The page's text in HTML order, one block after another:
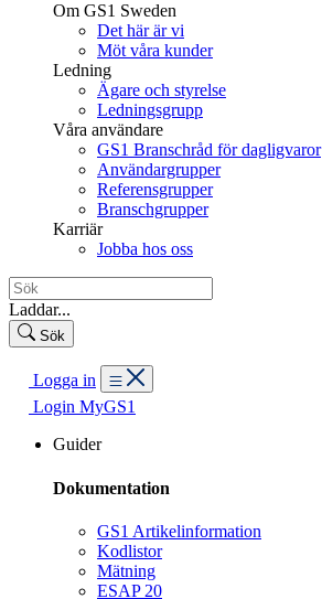
Om GS1 Sweden
Det här är vi
Möt våra kunder
Ledning
Ägare och styrelse
Ledningsgrupp
Våra användare
GS1 Branschråd för dagligvaror
Användargrupper
Referensgrupper
Branschgrupper
Karriär
Jobba hos oss
Laddar...
Sök
Logga in
Login MyGS1
Guider
Dokumentation
GS1 Artikelinformation
Kodlistor
Mätning
ESAP 20